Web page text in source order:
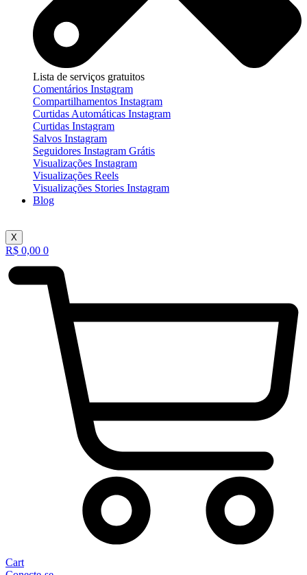
Lista de serviços gratuitos
Comentários Instagram
Compartilhamentos Instagram
Curtidas Automáticas Instagram
Curtidas Instagram
Salvos Instagram
Seguidores Instagram Grátis
Visualizações Instagram
Visualizações Reels
Visualizações Stories Instagram
Blog
X
R$ 0,00 0
Cart